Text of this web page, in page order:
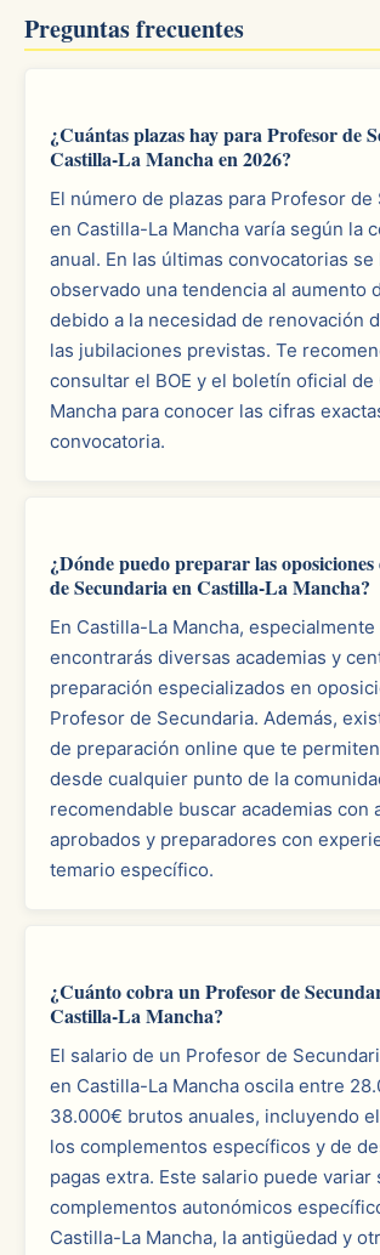
Preguntas frecuentes
¿Cuántas plazas hay para Profesor de
Castilla-La Mancha en 2026?
El número de plazas para Profesor de
en Castilla-La Mancha varía según la
anual. En las últimas convocatorias se
observado una tendencia al aumento
debido a la necesidad de renovación
las jubilaciones previstas. Te
consultar el BOE y el boletín oficial de
Mancha para conocer las cifras
convocatoria.
¿Dónde puedo preparar las
de Secundaria en Castilla-La Mancha?
En Castilla-La Mancha,
encontrarás diversas academias y
preparación especializados en
Profesor de Secundaria. Además,
de preparación online que te
desde cualquier punto de la
recomendable buscar academias con
aprobados y preparadores con
temario específico.
¿Cuánto cobra un Profesor de
Castilla-La Mancha?
El salario de un Profesor de
en Castilla-La Mancha oscila entre
38.000€ brutos anuales, incluyendo
los complementos específicos y de
pagas extra. Este salario puede variar
complementos autonómicos
Castilla-La Mancha, la antigüedad y